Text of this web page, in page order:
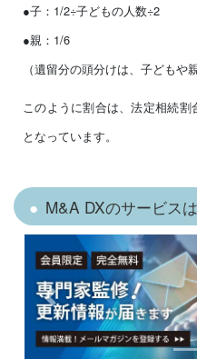
●子：1/2÷子どもの人数÷2
●親：1/6
（遺留分の頭分けは、子どもや
このように割合は、法定相続
となっています。
M&A DXのサービス
Previous